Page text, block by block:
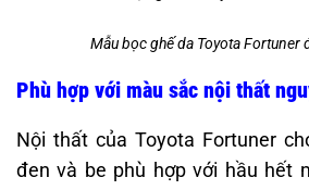
Mẫu bọc ghế da Toyota Fortuner
Phù hợp với màu sắc nội thất
Nội thất của Toyota Fortuner
đen và be phù hợp với hầu hết